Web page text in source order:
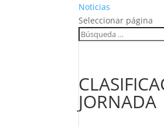
Noticias
Seleccionar página
JORNADA